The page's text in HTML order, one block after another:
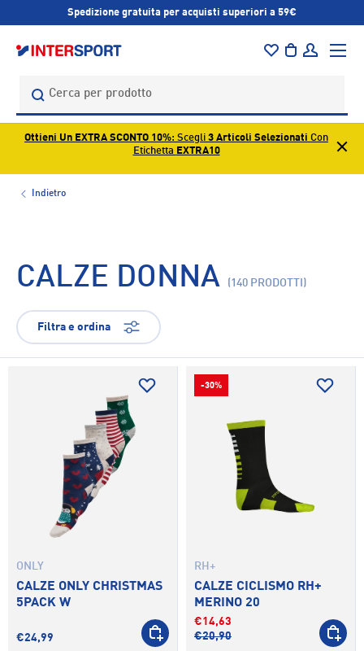
Spedizione gratuita per acquisti superiori a 59€
Cerca
BorsaAccedi
Menu
Ottieni Un EXTRA SCONTO 10%: Scegli 3 Articoli Selezionati Con
Etichetta EXTRA10
Indietro
CALZE DONNA (140 PRODOTTI)
Filtra e ordina
ONLY
CALZE ONLY CHRISTMAS
5PACK W
€24,99
SCEGLI OPZIONI
-30%
RH+
CALZE CICLISMO RH+
MERINO 20
€14,63
€20,90
SCEGLI